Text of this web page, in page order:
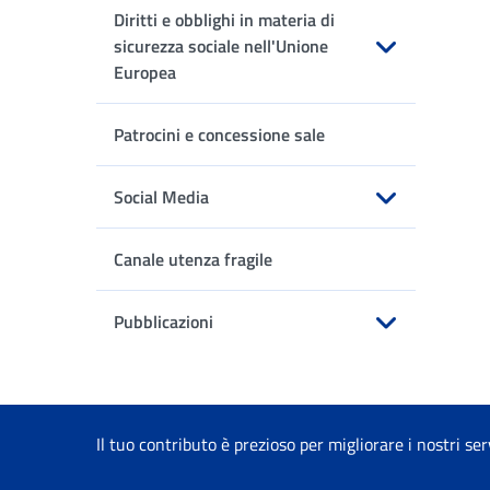
Diritti e obblighi in materia di
sicurezza sociale nell'Unione
Europea
Apri sottomenu
Patrocini e concessione sale
Social Media
Apri sottomenu
Canale utenza fragile
Pubblicazioni
Il tuo contributo è prezioso per migliorare i nostri